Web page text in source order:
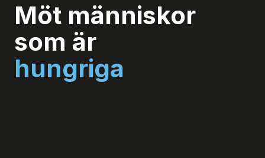
Möt människor
som är
vetgiriga